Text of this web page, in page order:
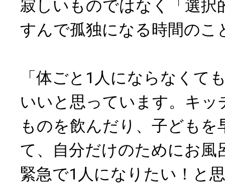
寂しいものではなく「選択
すんで孤独になる時間のこ
「体ごと1人にならなくて
いいと思っています。キッ
ものを飲んだり、子どもを
て、自分だけのためにお風
緊急で1人になりたい！と